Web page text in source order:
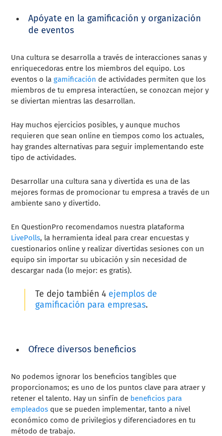
Apóyate en la gamificación y organización
de eventos
Una cultura se desarrolla a través de interacciones sanas y
enriquecedoras entre los miembros del equipo. Los
eventos o lagamificación de actividades permiten que los
miembros de tu empresa interactúen, se conozcan mejor y
se diviertan mientras las desarrollan.
Hay muchos ejercicios posibles, y aunque muchos
requieren que sean online en tiempos como los actuales,
hay grandes alternativas para seguir implementando este
tipo de actividades.
Desarrollar una cultura sana y divertida es una de las
mejores formas de promocionar tu empresa a través de un
ambiente sano y divertido.
En QuestionPro recomendamos nuestra plataforma
LivePolls, la herramienta ideal para crear encuestas y
cuestionarios online y realizar divertidas sesiones con un
equipo sin importar su ubicación y sin necesidad de
descargar nada (lo mejor: es gratis).
Te dejo también 4 ejemplos de
gamificación para empresas.
Ofrece diversos beneficios
No podemos ignorar los beneficios tangibles que
proporcionamos; es uno de los puntos clave para atraer y
retener el talento. Hay un sinfín de beneficios para
empleados que se pueden implementar, tanto a nivel
económico como de privilegios y diferenciadores en tu
método de trabajo.